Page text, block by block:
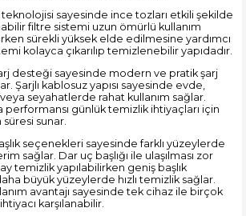
sayesinde ince tozları etkili şekilde
filtre sistemi uzun ömürlü kullanım
sürekli yüksek elde edilmesine yardımcı
kolayca çıkarılıp temizlenebilir yapıdadır.
desteği sayesinde modern ve pratik şarj
Şarjlı kablosuz yapısı sayesinde evde,
seyahatlerde rahat kullanım sağlar.
performansı günlük temizlik ihtiyaçları için
süresi sunar.
seçenekleri sayesinde farklı yüzeylerde
sağlar. Dar uç başlığı ile ulaşılması zor
temizlik yapılabilirken geniş başlık
büyük yüzeylerde hızlı temizlik sağlar.
avantajı sayesinde tek cihaz ile birçok
karşılanabilir.